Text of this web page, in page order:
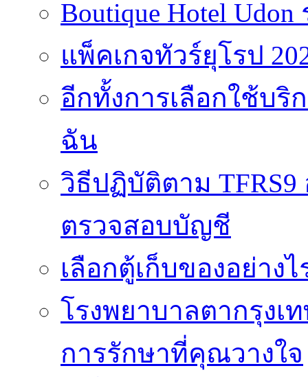
Boutique Hotel
แพ็คเกจทัวร์ยุโรป
อีกทั้งการเลือกใช้บริ
ฉัน
วิธีปฏิบัติตาม TFRS9
ตรวจสอบบัญชี
เลือกตู้เก็บของอย่าง
โรงพยาบาลตากรุงเ
การรักษาที่คุณวางใจ